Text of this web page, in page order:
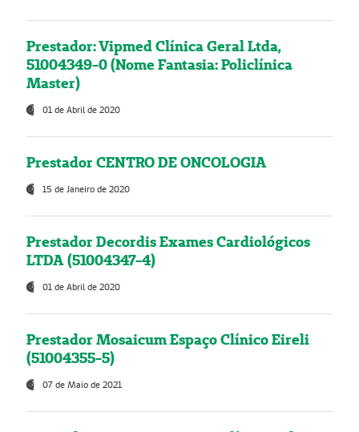
Prestador: Vipmed Clínica Geral Ltda,
51004349-0 (Nome Fantasia: Policlínica
Master)
01 de Abril de 2020
Prestador CENTRO DE ONCOLOGIA
15 de Janeiro de 2020
Prestador Decordis Exames Cardiológicos
LTDA (51004347-4)
01 de Abril de 2020
Prestador Mosaicum Espaço Clínico Eireli
(51004355-5)
07 de Maio de 2021